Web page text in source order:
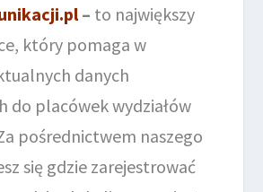
– to największy
który pomaga w
danych
do placówek wydziałów
pośrednictwem naszego
się gdzie zarejestrować